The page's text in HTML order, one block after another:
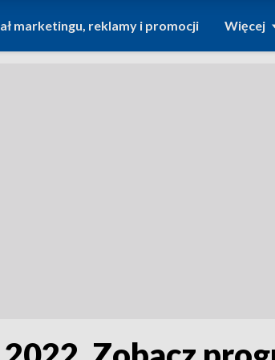
marketingu, reklamy i promocji Więcej